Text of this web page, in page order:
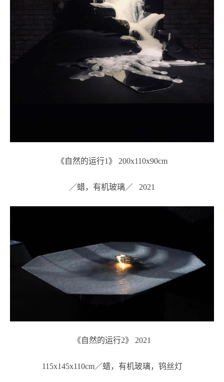
《自然的运行1》 200x110x90cm
／蜡，有机玻璃／ 2021
《自然的运行2》 2021
115x145x110cm／蜡，有机玻璃，钨丝灯